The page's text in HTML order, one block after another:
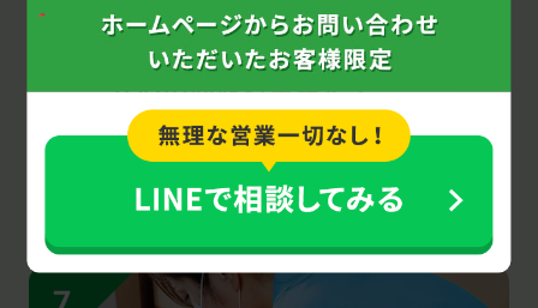
安心の回収料金設定！
お客様からの回収品・作業の追加依頼がない
限り、ご契約後に追加料金が発生することは
ありません。業者に初めて依頼される方も安